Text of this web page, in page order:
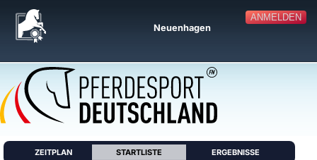
ANMELDEN
Neuenhagen
ZEITPLAN STARTLISTE ERGEBNISSE